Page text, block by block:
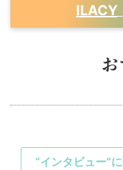
ILACY
“インタビュー”